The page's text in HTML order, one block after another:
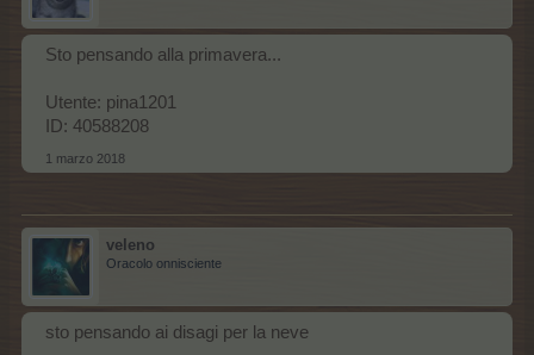
Sto pensando alla primavera...
Utente: pina1201
ID: 40588208
1 marzo 2018
veleno
Oracolo onnisciente
sto pensando ai disagi per la neve